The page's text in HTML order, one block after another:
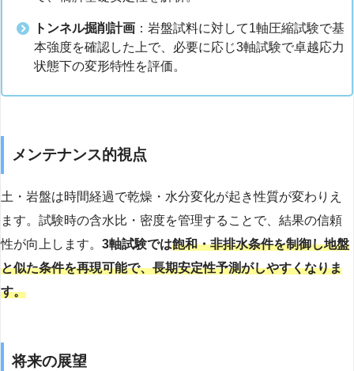
トンネル掘削計画 ：岩盤試料に対して1軸圧縮試験で基
本強度を確認した上で、必要に応じ3軸試験で卓越応力
状態下の変形特性を評価。
メンテナンス的視点
土・岩盤は時間経過で乾燥・水分変化が起き性質が変わりえ
ます。試験時の含水比・密度を管理することで、結果の信頼
性が向上します。 3軸試験では飽和・非排水条件を制御し地盤
と似た条件を再現可能で、長期安定性予測がしやすくなりま
す。
将来の展望